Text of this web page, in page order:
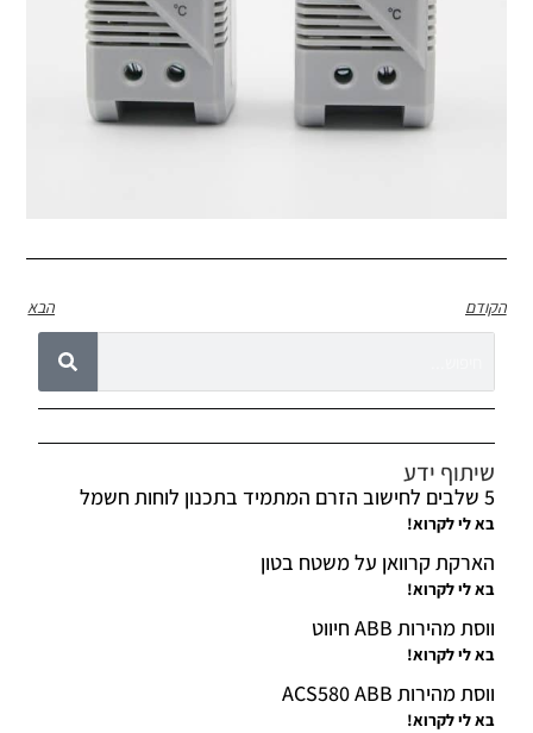
הקודם הבא
שיתוף ידע
5 שלבים לחישוב הזרם המתמיד בתכנון לוחות חשמל
בא לי לקרוא!
הארקת קרוואן על משטח בטון
בא לי לקרוא!
ווסת מהירות ABB חיווט
בא לי לקרוא!
ווסת מהירות ACS580 ABB
בא לי לקרוא!